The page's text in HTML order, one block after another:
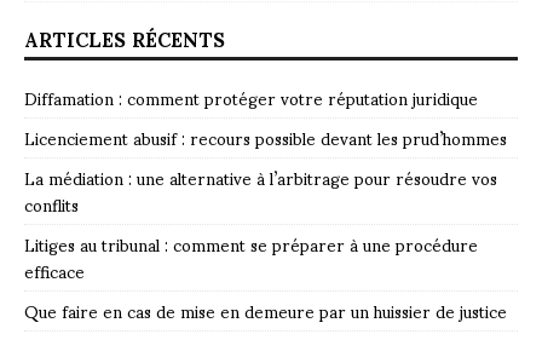
ARTICLES RÉCENTS
Diffamation : comment protéger votre réputation juridique
Licenciement abusif : recours possible devant les prud’hommes
La médiation : une alternative à l’arbitrage pour résoudre vos
conflits
Litiges au tribunal : comment se préparer à une procédure
efficace
Que faire en cas de mise en demeure par un huissier de justice